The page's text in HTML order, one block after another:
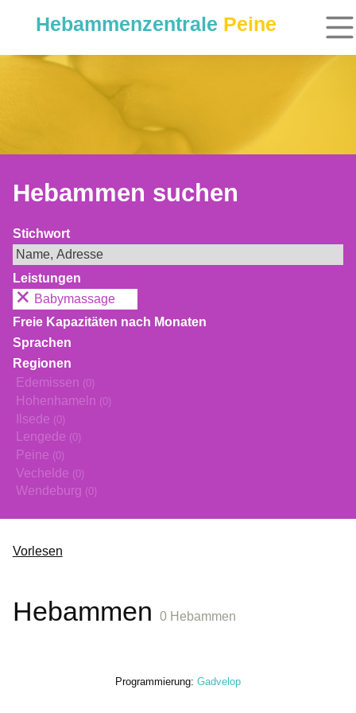
Hebammenzentrale Peine
Hebammen suchen
Stichwort
Leistungen
Babymassage
Freie Kapazitäten nach Monaten
Sprachen
Regionen
Edemissen (0)
Hohenhameln (0)
Ilsede (0)
Lengede (0)
Peine (0)
Vechelde (0)
Wendeburg (0)
Vorlesen
Hebammen 0 Hebammen
Programmierung: Gadvelop